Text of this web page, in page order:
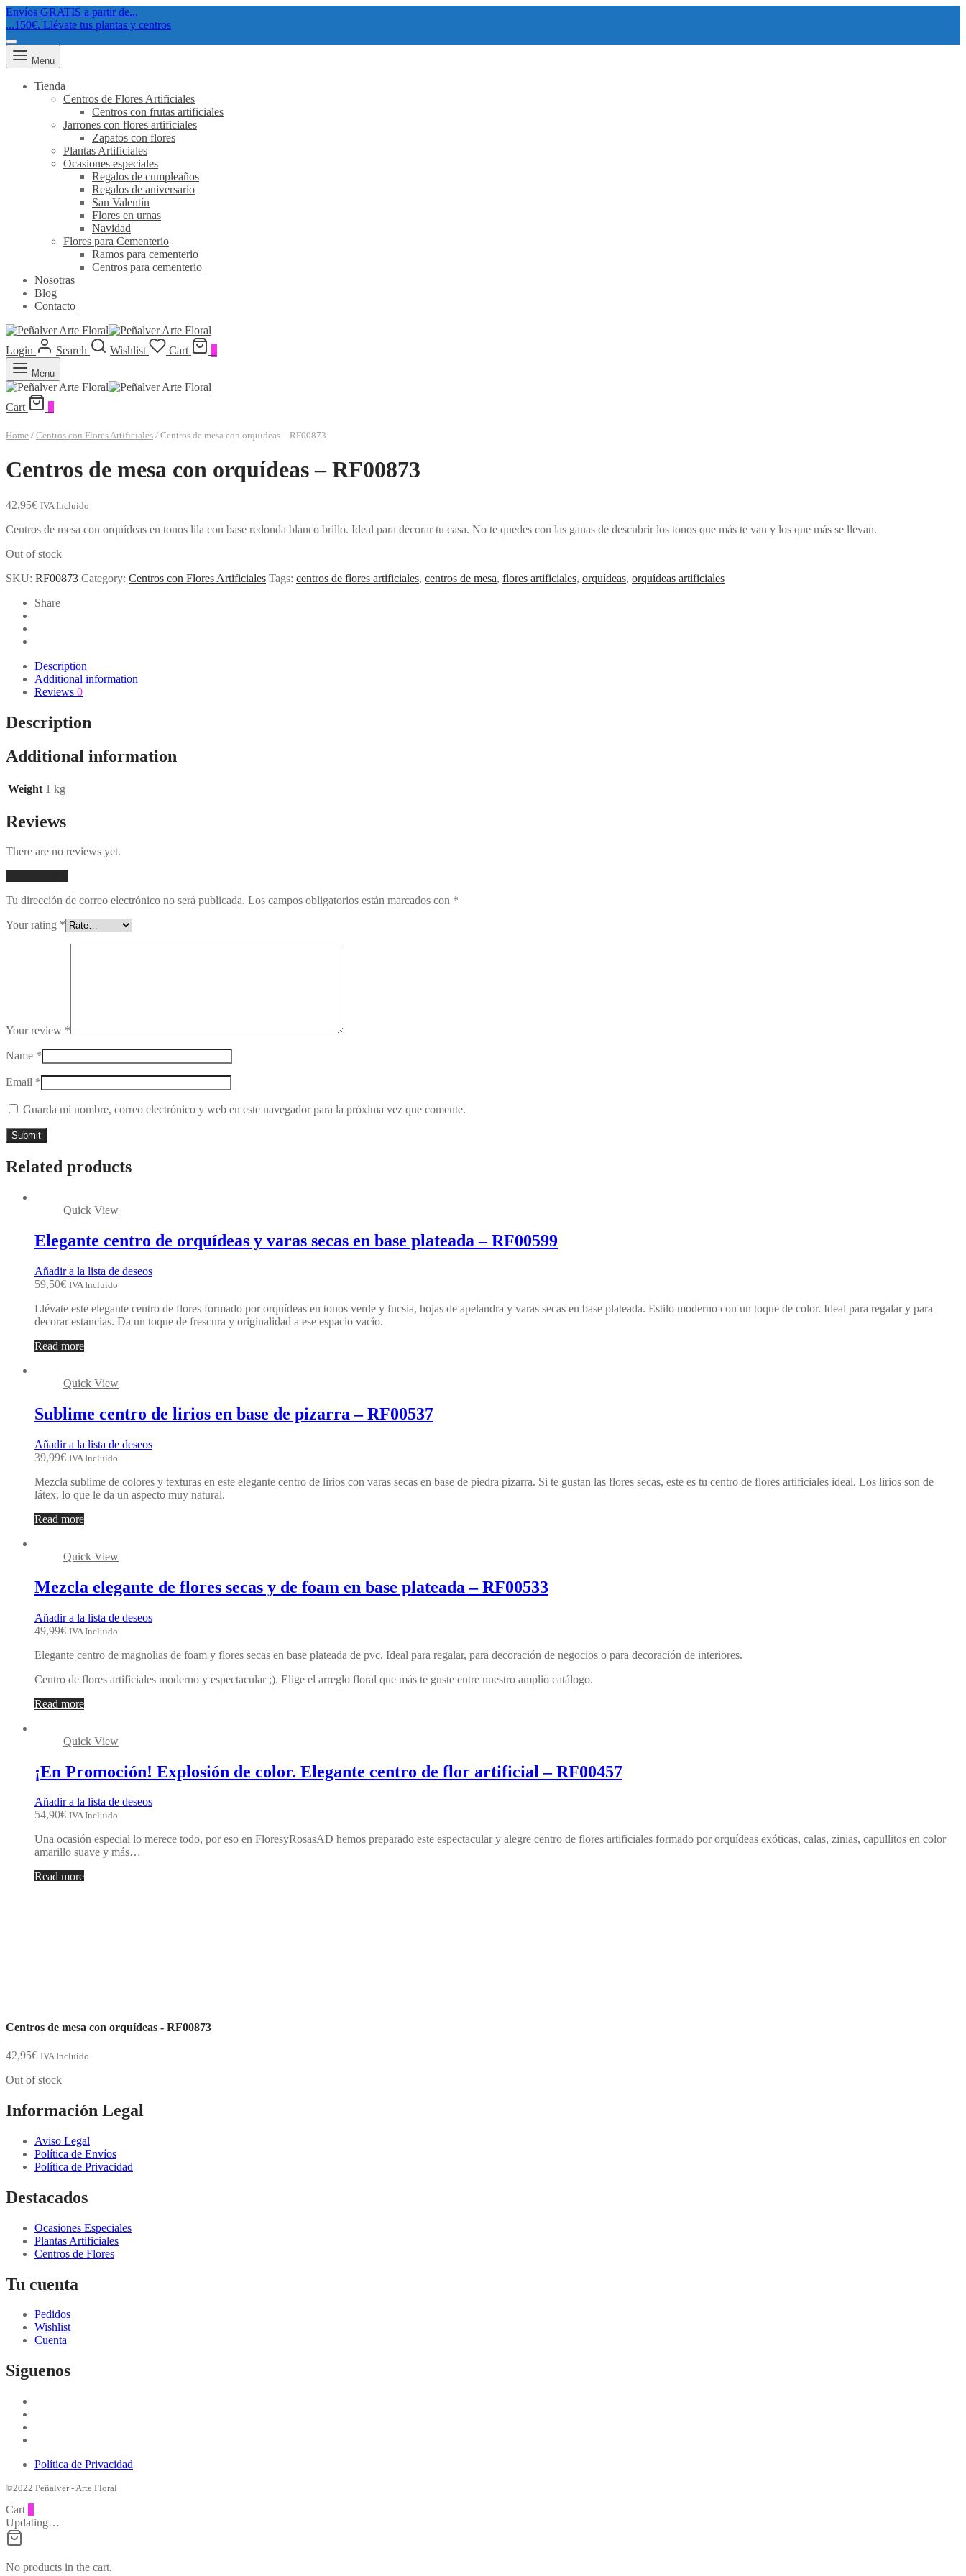
Envíos GRATIS a partir de...
...150€. Llévate tus plantas y centros
Menu
Tienda
Centros de Flores Artificiales
Centros con frutas artificiales
Jarrones con flores artificiales
Zapatos con flores
Plantas Artificiales
Ocasiones especiales
Regalos de cumpleaños
Regalos de aniversario
San Valentín
Flores en urnas
Navidad
Flores para Cementerio
Ramos para cementerio
Centros para cementerio
Nosotras
Blog
Contacto
Login Search Wishlist Cart
Menu
Cart
Home / Centros con Flores Artificiales /Centros de mesa con orquídeas – RF00873
Centros de mesa con orquídeas – RF00873
42,95€ IVA Incluido
Centros de mesa con orquídeas en tonos lila con base redonda blanco brillo. Ideal para decorar tu casa. No te quedes con las ganas de descubrir los tonos que más te van y los que más se llevan.
Out of stock
SKU: RF00873 Category: Centros con Flores Artificiales Tags: centros de flores artificiales, centros de mesa, flores artificiales, orquídeas, orquídeas artificiales
Share
Description
Additional information
Reviews 0
Description
Additional information
Weight 1 kg
Reviews
There are no reviews yet.
Tu dirección de correo electrónico no será publicada. Los campos obligatorios están marcados con *
Your rating *
Your review *
Name *
Email *
Guarda mi nombre, correo electrónico y web en este navegador para la próxima vez que comente.
Related products
Quick View
Elegante centro de orquídeas y varas secas en base plateada – RF00599
Añadir a la lista de deseos
59,50€ IVA Incluido
Llévate este elegante centro de flores formado por orquídeas en tonos verde y fucsia, hojas de apelandra y varas secas en base plateada. Estilo moderno con un toque de color. Ideal para regalar y para
decorar estancias. Da un toque de frescura y originalidad a ese espacio vacío.
Read more
Quick View
Sublime centro de lirios en base de pizarra – RF00537
Añadir a la lista de deseos
39,99€ IVA Incluido
Mezcla sublime de colores y texturas en este elegante centro de lirios con varas secas en base de piedra pizarra. Si te gustan las flores secas, este es tu centro de flores artificiales ideal. Los lirios son de
látex, lo que le da un aspecto muy natural.
Read more
Quick View
Mezcla elegante de flores secas y de foam en base plateada – RF00533
Añadir a la lista de deseos
49,99€ IVA Incluido
Elegante centro de magnolias de foam y flores secas en base plateada de pvc. Ideal para regalar, para decoración de negocios o para decoración de interiores.
Centro de flores artificiales moderno y espectacular ;). Elige el arreglo floral que más te guste entre nuestro amplio catálogo.
Read more
Quick View
¡En Promoción! Explosión de color. Elegante centro de flor artificial – RF00457
Añadir a la lista de deseos
54,90€ IVA Incluido
Una ocasión especial lo merece todo, por eso en FloresyRosasAD hemos preparado este espectacular y alegre centro de flores artificiales formado por orquídeas exóticas, calas, zinias, capullitos en color
amarillo suave y más…
Read more
Centros de mesa con orquídeas - RF00873
42,95€ IVA Incluido
Out of stock
Información Legal
Aviso Legal
Política de Envíos
Política de Privacidad
Destacados
Ocasiones Especiales
Plantas Artificiales
Centros de Flores
Tu cuenta
Pedidos
Wishlist
Cuenta
Síguenos
Política de Privacidad
©2022 Peñalver - Arte Floral
Cart
Updating…
No products in the cart.